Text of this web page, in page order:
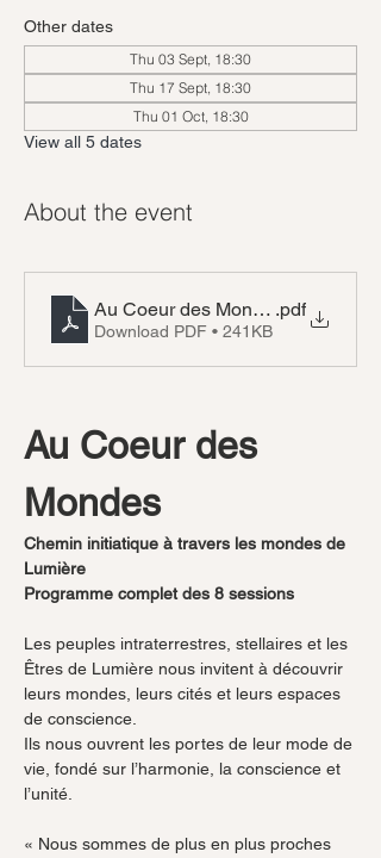
Other dates
Thu 03 Sept, 18:30
Thu 17 Sept, 18:30
Thu 01 Oct, 18:30
View all 5 dates
About the event
Au Coeur des Mondes Programme
.pdf
Download PDF • 241KB
Au Coeur des
Mondes
Chemin initiatique à travers les mondes de
Lumière
Programme complet des 8 sessions
Les peuples intraterrestres, stellaires et les
Êtres de Lumière nous invitent à découvrir
leurs mondes, leurs cités et leurs espaces
de conscience.
Ils nous ouvrent les portes de leur mode de
vie, fondé sur l’harmonie, la conscience et
l’unité.
« Nous sommes de plus en plus proches